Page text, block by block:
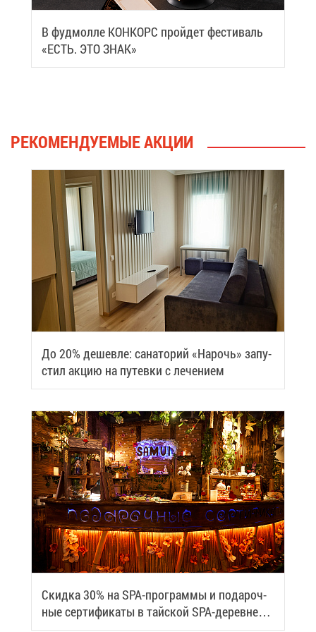
В фуд­мол­ле КОН­КОРС прой­дет фе­сти­валь
«ЕСТЬ. ЭТО ЗНАК»
РЕ­КО­МЕН­ДУ­Е­МЫЕ АК­ЦИИ
До 20% де­шев­ле: са­на­то­рий «На­рочь» за­пу­
стил ак­цию на пу­тев­ки с ле­че­ни­ем
Скид­ка 30% на SPA-про­грам­мы и по­да­роч­
ные сер­ти­фи­ка­ты в тай­ской SPA-де­ревне
Samui